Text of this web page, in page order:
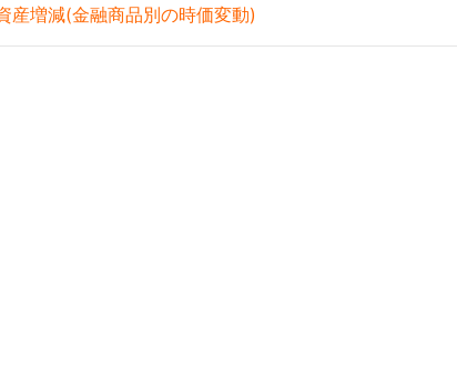
産増減(金融商品別の時価変動)